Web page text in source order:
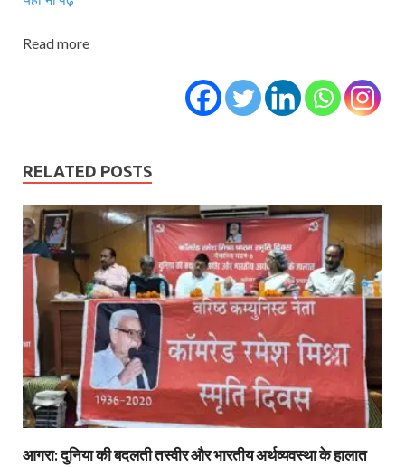
Read more
RELATED POSTS
आगरा: दुनिया की बदलती तस्वीर और भारतीय अर्थव्यवस्था के हालात